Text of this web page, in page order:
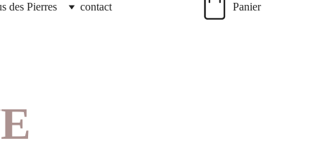
des Pierres contact Panier